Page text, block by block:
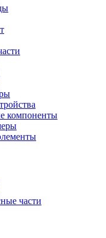
компоненты
части